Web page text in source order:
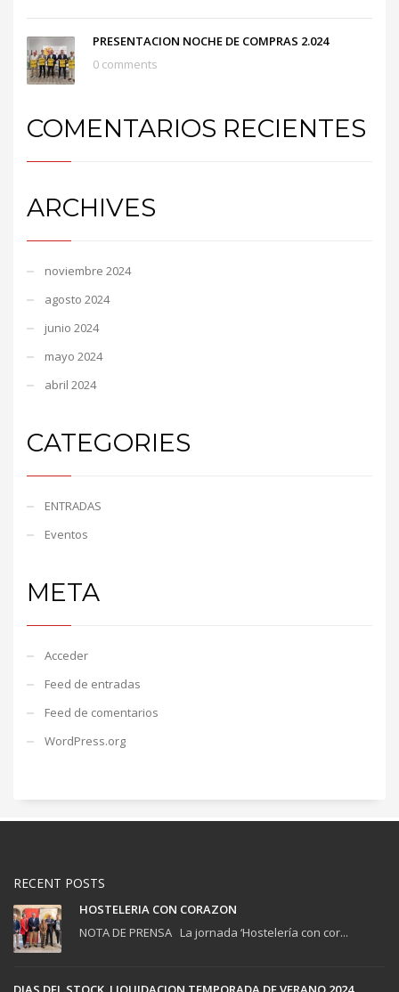
PRESENTACION NOCHE DE COMPRAS 2.024
0 comments
COMENTARIOS RECIENTES
ARCHIVES
noviembre 2024
agosto 2024
junio 2024
mayo 2024
abril 2024
CATEGORIES
ENTRADAS
Eventos
META
Acceder
Feed de entradas
Feed de comentarios
WordPress.org
RECENT POSTS
HOSTELERIA CON CORAZON
NOTA DE PRENSA La jornada ‘Hostelería con cor...